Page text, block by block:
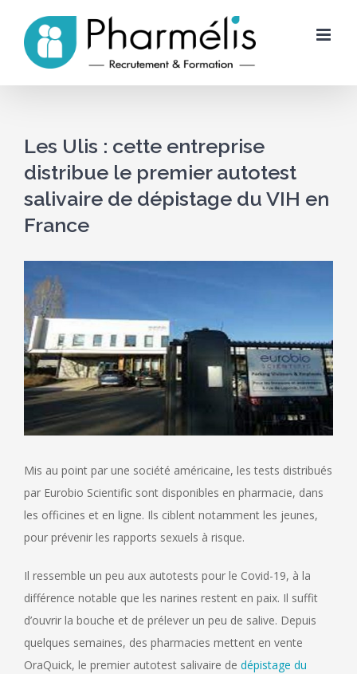
content
Les Ulis : cette entreprise
distribue le premier autotest
salivaire de dépistage du VIH en
France
l'image
agrandie
Mis au point par une société américaine, les tests distribués
par Eurobio Scientific sont disponibles en pharmacie, dans
les officines et en ligne. Ils ciblent notamment les jeunes,
pour prévenir les rapports sexuels à risque.
Il ressemble un peu aux autotests pour le Covid-19, à la
différence notable que les narines restent en paix. Il suffit
d’ouvrir la bouche et de prélever un peu de salive. Depuis
quelques semaines, des pharmacies mettent en vente
OraQuick, le premier autotest salivaire de dépistage du